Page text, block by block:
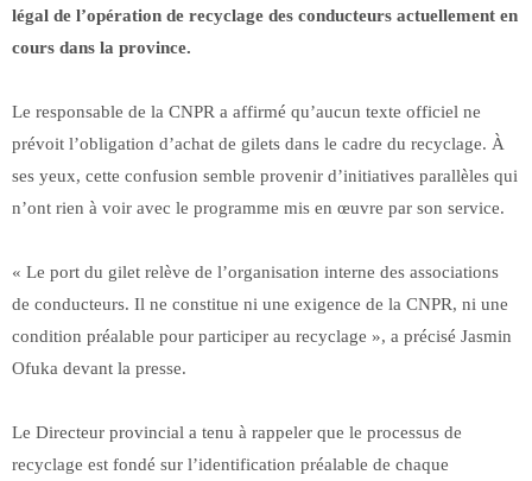
légal de l’opération de recyclage des conducteurs actuellement en
cours dans la province.
Le responsable de la CNPR a affirmé qu’aucun texte officiel ne
prévoit l’obligation d’achat de gilets dans le cadre du recyclage. À
ses yeux, cette confusion semble provenir d’initiatives parallèles qui
n’ont rien à voir avec le programme mis en œuvre par son service.
« Le port du gilet relève de l’organisation interne des associations
de conducteurs. Il ne constitue ni une exigence de la CNPR, ni une
condition préalable pour participer au recyclage », a précisé Jasmin
Ofuka devant la presse.
Le Directeur provincial a tenu à rappeler que le processus de
recyclage est fondé sur l’identification préalable de chaque